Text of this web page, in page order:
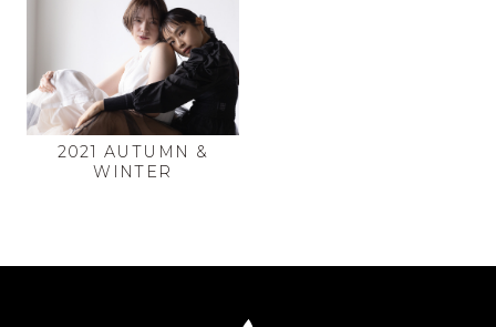
2021 AUTUMN &
WINTER